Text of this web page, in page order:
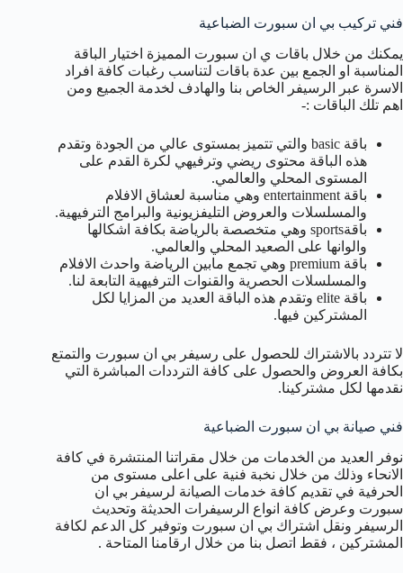
فني تركيب بي ان سبورت الضباعية
يمكنك من خلال باقات ي ان سبورت المميزة اختيار الباقة
المناسبة او الجمع بين عدة باقات لتناسب رغبات كافة افراد
الاسرة عبر الرسيفر الخاص بنا والهادف لخدمة الجميع ومن
اهم تلك الباقات :-
باقة basic والتي تتميز بمستوى عالي من الجودة وتقدم
هذه الباقة محتوى ريضي وترفيهي لكرة القدم على
المستوى المحلي والعالمي.
باقة entertainment وهي مناسبة لعشاق الافلام
والمسلسلات والعروض التليفزيونية والبرامج الترفيهية.
باقةsports وهي متخصصة بالرياضة بكافة اشكالها
والوانها على الصعيد المحلي والعالمي.
باقة premium وهي تجمع مابين الرياضة واحدث الافلام
والمسلسلات الحصرية والقنوات الترفيهية التابعة لنا.
باقة elite وتقدم هذه الباقة العديد من المزايا لكل
المشتركين فيها.
لا تتردد بالاشتراك للحصول على رسيفر بي ان سبورت والتمتع
بكافة العروض والحصول على كافة الترددات المباشرة التي
نقدمها لكل مشتركينا.
فني صيانة بي ان سبورت الضباعية
نوفر العديد من الخدمات من خلال مقراتنا المنتشرة في كافة
الانحاء وذلك من خلال نخبة فنية على اعلى مستوى من
الحرفية في تقديم كافة خدمات الصيانة لرسيفر بي ان
سبورت وعرض كافة انواع الرسيفرات الحديثة وتحديث
الرسيفر ونقل اشتراك بي ان سبورت وتوفير كل الدعم لكافة
المشتركين ، فقط اتصل بنا من خلال ارقامنا المتاحة .